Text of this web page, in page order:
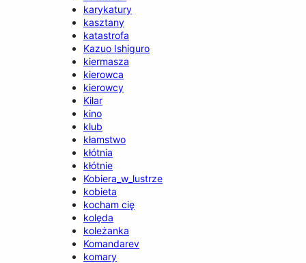
karykatury
kasztany
katastrofa
Kazuo Ishiguro
kiermasza
kierowca
kierowcy
Kilar
kino
klub
kłamstwo
kłótnia
kłótnie
Kobiera_w_lustrze
kobieta
kocham cię
kolęda
koleżanka
Komandarev
komary